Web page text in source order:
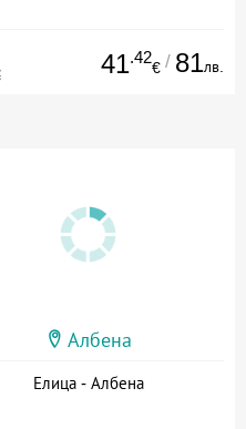
41.42
€ / 81лв.
Албена
Елица - Албена